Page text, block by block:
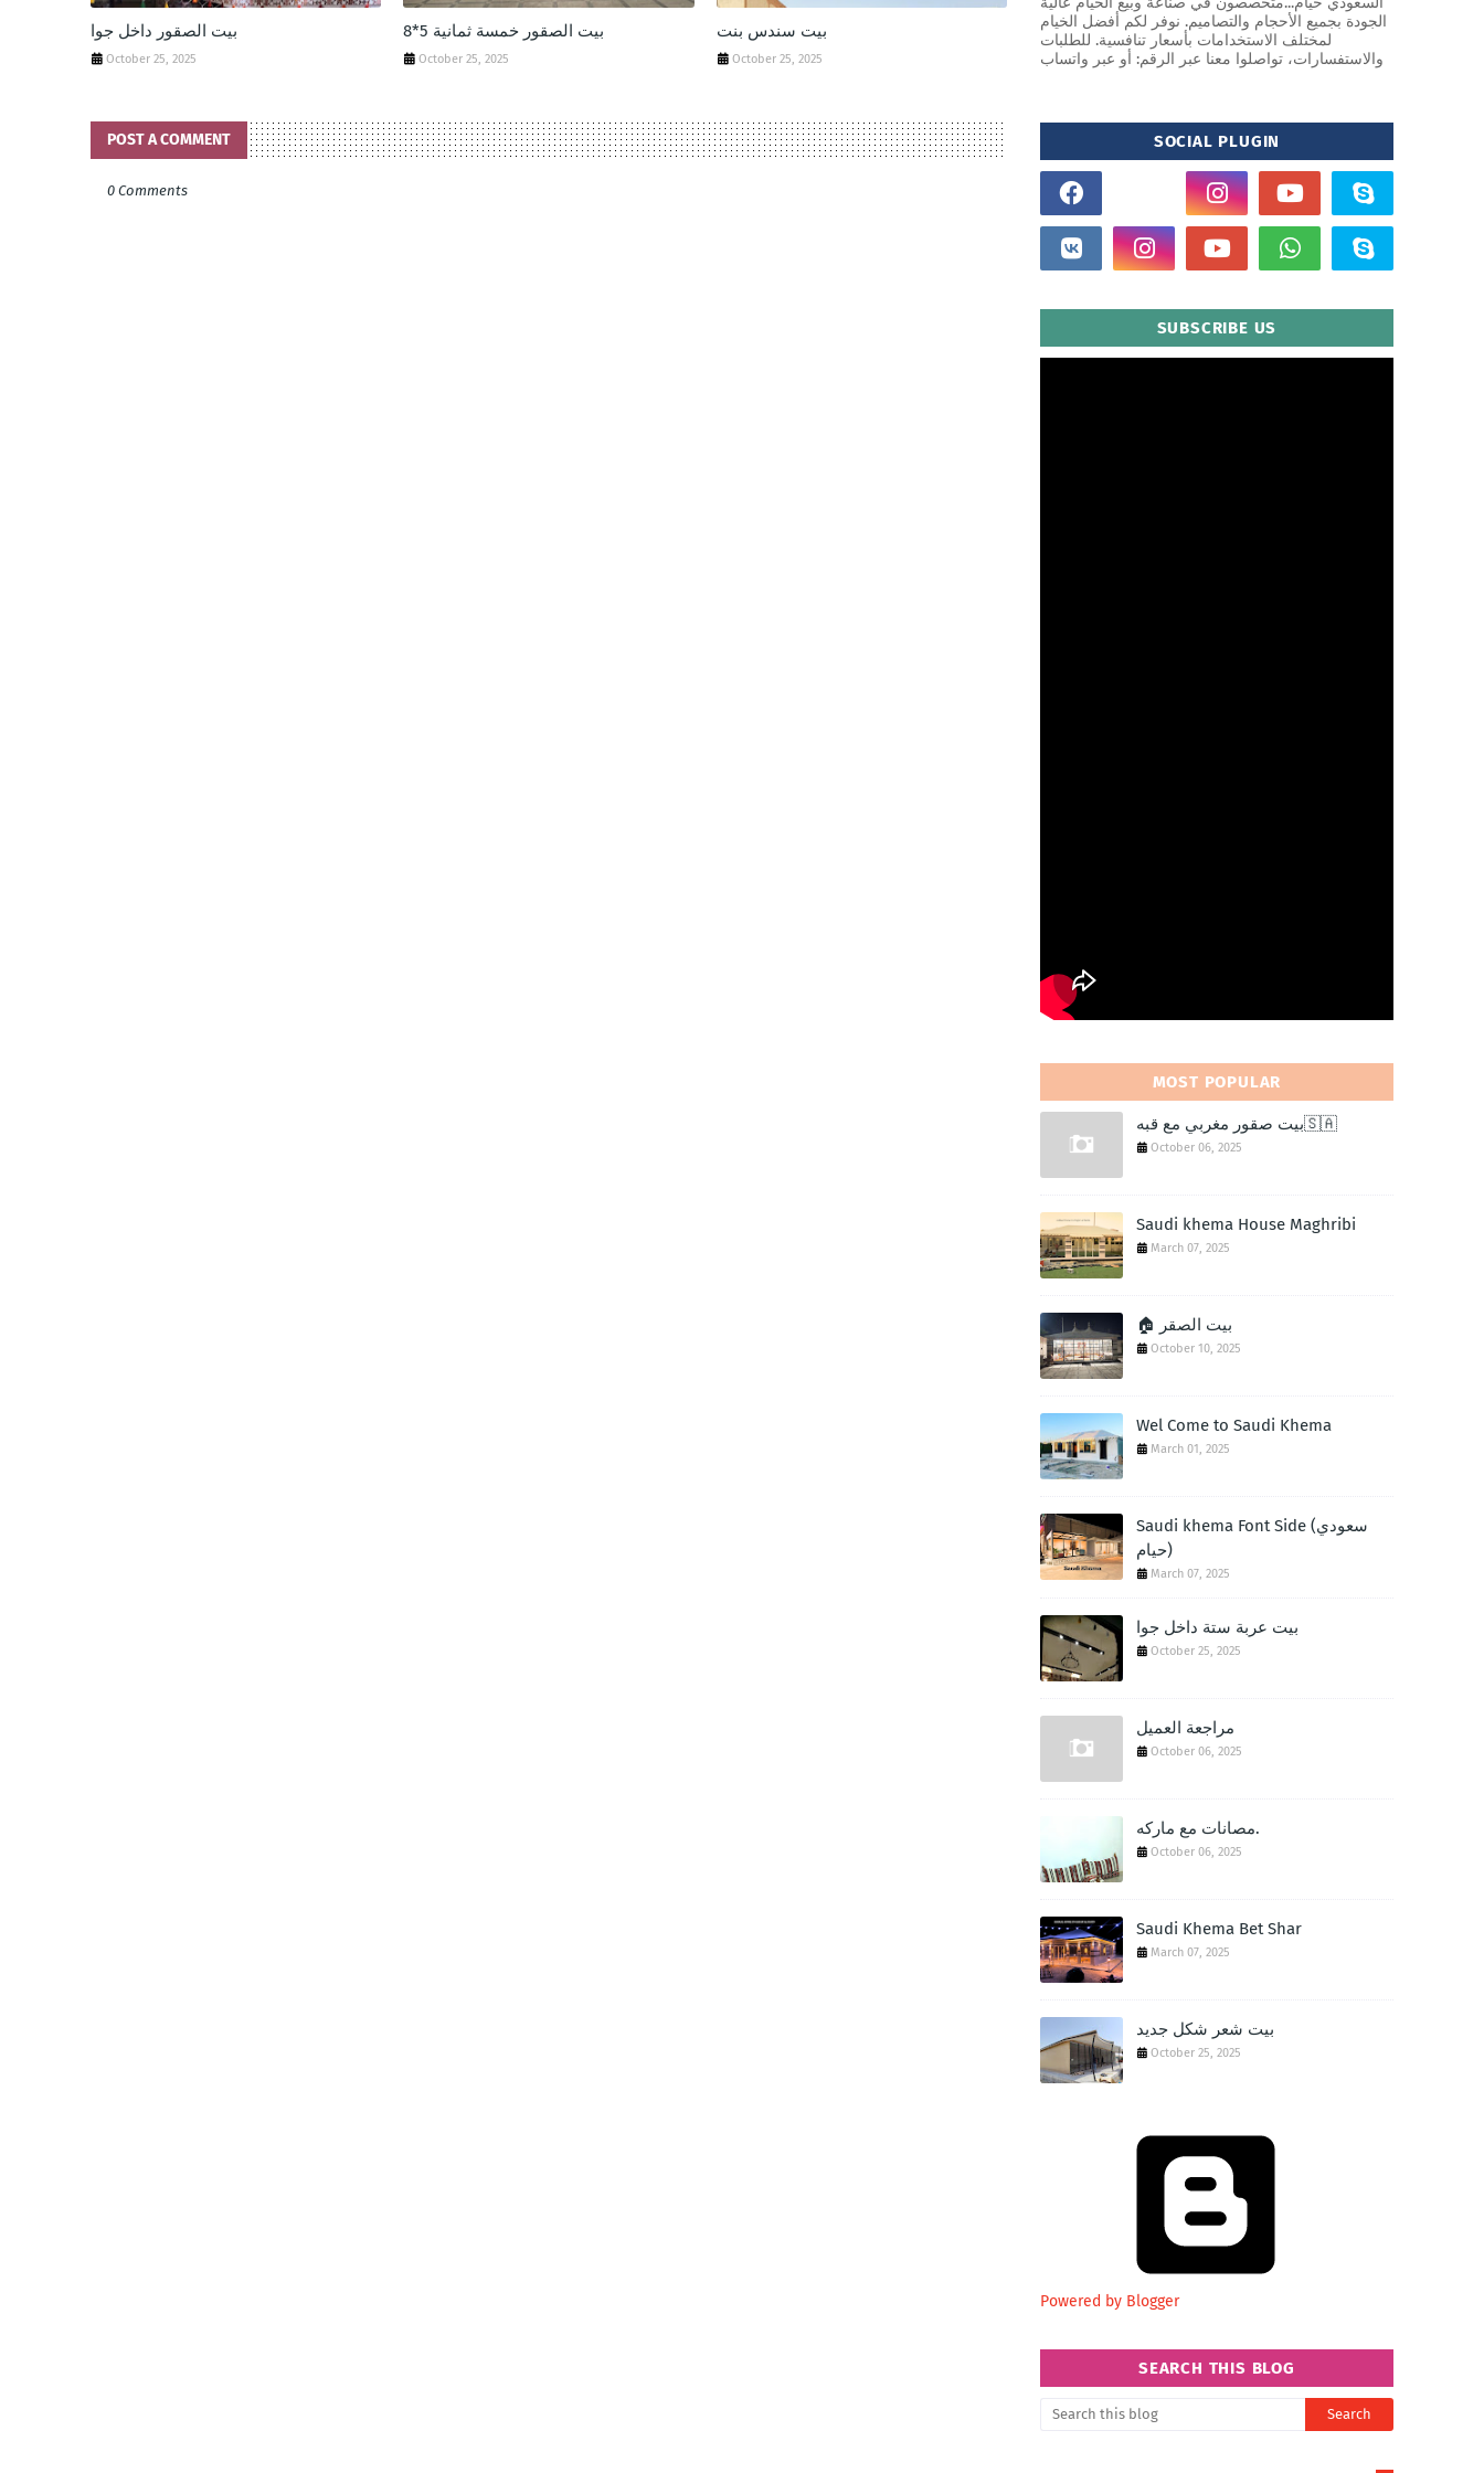
‏بيت الصقور داخل جوا
October 25, 2025
‏بيت الصقور خمسة ثمانية 5*8
October 25, 2025
‏بيت سندس بنت
October 25, 2025
POST A COMMENT
0 Comments
الجودة بجميع الأحجام والتصاميم. نوفر لكم أفضل الخيام
لمختلف الاستخدامات بأسعار تنافسية. للطلبات
والاستفسارات، تواصلوا معنا عبر الرقم: أو عبر واتساب
SOCIAL PLUGIN
SUBSCRIBE US
MOST POPULAR
بيت صقور مغربي مع قبه🇸🇦
October 06, 2025
Saudi khema House Maghribi
March 07, 2025
🏠 بيت الصقر
October 10, 2025
Wel Come to Saudi Khema
March 01, 2025
Saudi khema Font Side (سعودي
حيام)
March 07, 2025
‏بيت عربة ستة داخل جوا
October 25, 2025
مراجعة العميل
October 06, 2025
مصانات مع ماركه.
October 06, 2025
Saudi Khema Bet Shar
March 07, 2025
‏بيت شعر شكل جديد
October 25, 2025
Powered by Blogger
SEARCH THIS BLOG